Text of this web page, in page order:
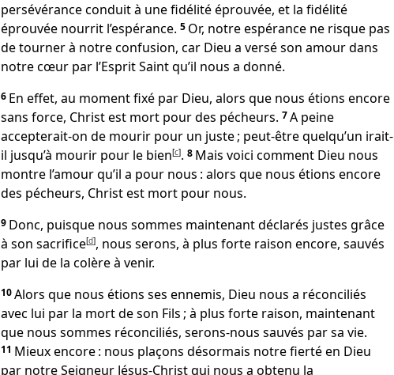
persévérance conduit à une fidélité éprouvée, et la fidélité
éprouvée nourrit l’espérance. 5 Or, notre espérance ne risque pas
de tourner à notre confusion, car Dieu a versé son amour dans
notre cœur par l’Esprit Saint qu’il nous a donné.
6 En effet, au moment fixé par Dieu, alors que nous étions encore
sans force, Christ est mort pour des pécheurs. 7A peine
accepterait-on de mourir pour un juste ; peut-être quelqu’un irait-
il jusqu’à mourir pour le bien[c]. 8 Mais voici comment Dieu nous
montre l’amour qu’il a pour nous : alors que nous étions encore
des pécheurs, Christ est mort pour nous.
9 Donc, puisque nous sommes maintenant déclarés justes grâce
à son sacrifice[d], nous serons, à plus forte raison encore, sauvés
par lui de la colère à venir.
10Alors que nous étions ses ennemis, Dieu nous a réconciliés
avec lui par la mort de son Fils ; à plus forte raison, maintenant
que nous sommes réconciliés, serons-nous sauvés par sa vie.
11 Mieux encore : nous plaçons désormais notre fierté en Dieu
par notre Seigneur Jésus-Christ qui nous a obtenu la